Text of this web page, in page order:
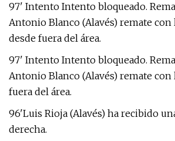
97' Intento Intento bloqueado.
Antonio Blanco (Alavés) remate con
desde fuera del área.
97' Intento Intento bloqueado.
Antonio Blanco (Alavés) remate con
fuera del área.
96'Luis Rioja (Alavés) ha recibido
derecha.